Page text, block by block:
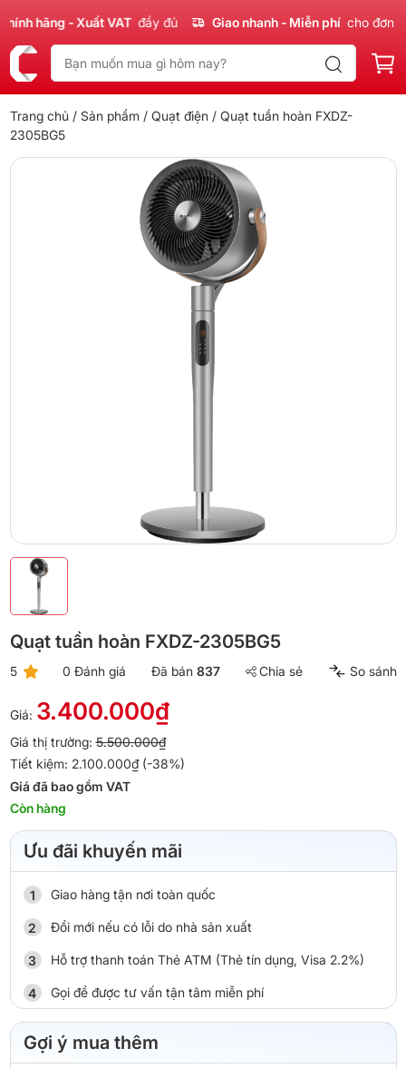
hãng - Xuất VAT đầy đủ Giao nhanh - Miễn phí cho đơn
Trang chủ / Sản phẩm / Quạt điện / Quạt tuần hoàn FXDZ-
2305BG5
Quạt tuần hoàn FXDZ-2305BG5
5 0 Đánh giá Đã bán 837 Chia sẻ So sánh
Giá: 3.400.000₫
Giá thị trường:5.500.000₫
Tiết kiệm: 2.100.000₫ (-38%)
Giá đã bao gồm VAT
Còn hàng
Ưu đãi khuyến mãi
Giao hàng tận nơi toàn quốc
Đổi mới nếu có lỗi do nhà sản xuất
Hỗ trợ thanh toán Thẻ ATM (Thẻ tín dụng, Visa 2.2%)
Gọi để được tư vấn tận tâm miễn phí
Gợi ý mua thêm